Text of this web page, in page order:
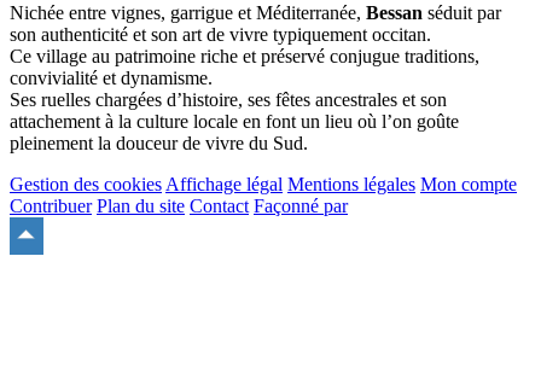
Nichée entre vignes, garrigue et Méditerranée, Bessan séduit par
son authenticité et son art de vivre typiquement occitan.
Ce village au patrimoine riche et préservé conjugue traditions,
convivialité et dynamisme.
Ses ruelles chargées d’histoire, ses fêtes ancestrales et son
attachement à la culture locale en font un lieu où l’on goûte
pleinement la douceur de vivre du Sud.
Gestion des cookies Affichage légal Mentions légales Mon compte
Contribuer Plan du site Contact Façonné par